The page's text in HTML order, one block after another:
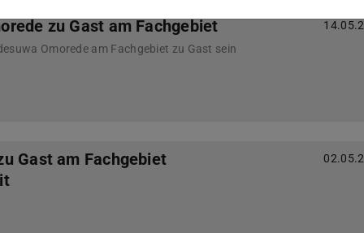
zu Gast am Fachgebiet
Omorede am Fachgebiet zu Gast sein
Gast am Fachgebiet